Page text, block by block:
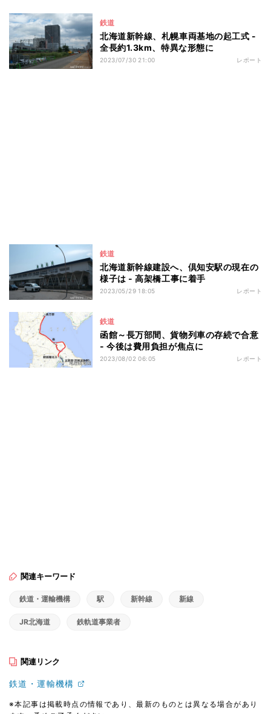
鉄道
北海道新幹線、札幌車両基地の起工式 -
全長約1.3km、特異な形態に
2023/07/30 21:00 レポート
鉄道
北海道新幹線建設へ、倶知安駅の現在の
様子は - 高架橋工事に着手
2023/05/29 18:05 レポート
鉄道
函館～長万部間、貨物列車の存続で合意
- 今後は費用負担が焦点に
2023/08/02 06:05 レポート
関連キーワード
鉄道・運輸機構 駅 新幹線 新線
JR北海道 鉄軌道事業者
関連リンク
鉄道・運輸機構
※本記事は掲載時点の情報であり、最新のものとは異なる場合があり